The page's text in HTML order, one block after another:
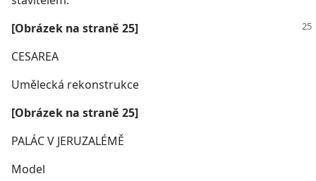
[Obrázek na straně 25]
CESAREA
Umělecká rekonstrukce
[Obrázek na straně 25]
PALÁC V JERUZALÉMĚ
Model